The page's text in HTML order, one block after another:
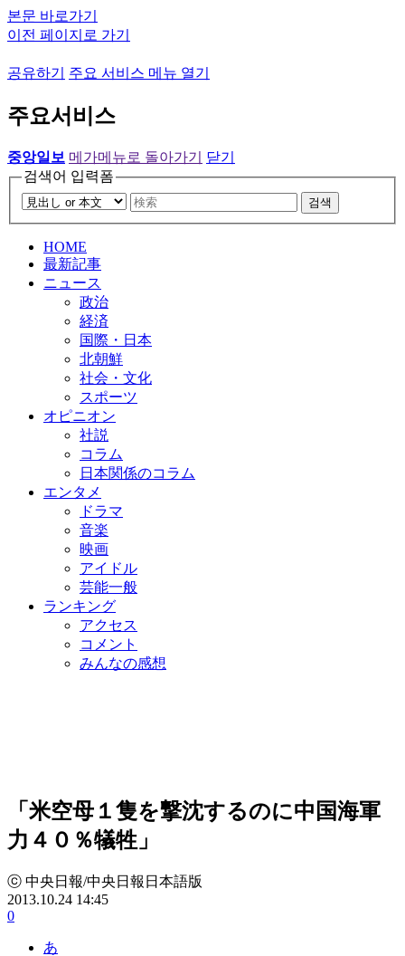
본문 바로가기
이전 페이지로 가기
공유하기 주요 서비스 메뉴 열기
주요서비스
중앙일보 메가메뉴로 돌아가기
닫기
검색어 입력폼
검색
HOME
最新記事
ニュース
政治
経済
国際・日本
北朝鮮
社会・文化
スポーツ
オピニオン
社説
コラム
日本関係のコラム
エンタメ
ドラマ
音楽
映画
アイドル
芸能一般
ランキング
アクセス
コメント
みんなの感想
「米空母１隻を撃沈するのに中国海軍
力４０％犠牲」
ⓒ 中央日報/中央日報日本語版
2013.10.24 14:45
0
あ